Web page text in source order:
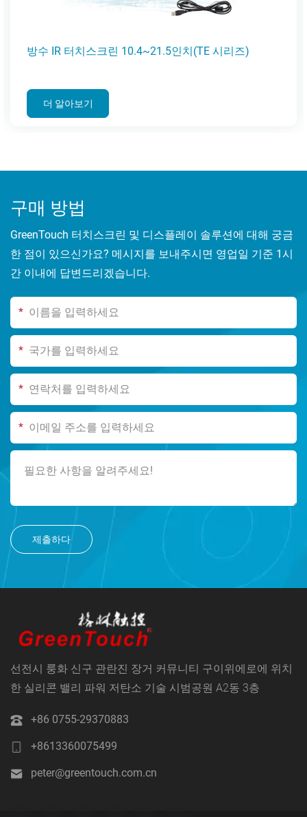
방수 IR 터치스크린 10.4~21.5인치(TE 시리즈)
더 알아보기
구매 방법
GreenTouch 터치스크린 및 디스플레이 솔루션에 대해 궁금
한 점이 있으신가요? 메시지를 보내주시면 영업일 기준 1시
간 이내에 답변드리겠습니다.
*
*
*
*
제출하다
선전시 룽화 신구 관란진 장거 커뮤니티 구이위에로에 위치
한 실리콘 밸리 파워 저탄소 기술 시범공원 A2동 3층
+86 0755-29370883
+8613360075499
peter@greentouch.com.cn